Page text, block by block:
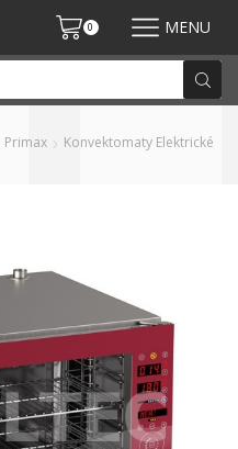
0 MENU
Primax Konvektomaty Elektrické